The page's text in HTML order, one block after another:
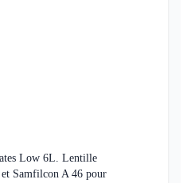
Low 6L. Lentille
Samfilcon A 46 pour